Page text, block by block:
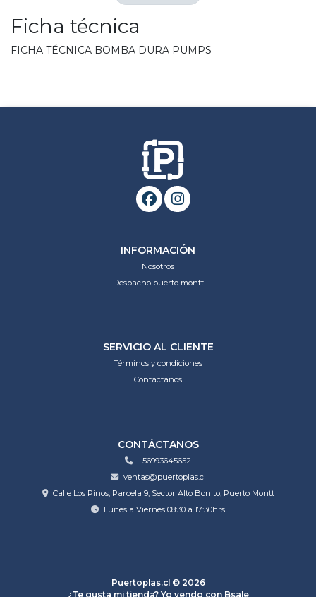
Ficha técnica
FICHA TÉCNICA BOMBA DURA PUMPS
INFORMACIÓN
Nosotros
Despacho puerto montt
SERVICIO AL CLIENTE
Términos y condiciones
Contáctanos
CONTÁCTANOS
+56993645652
ventas@puertoplas.cl
Calle Los Pinos, Parcela 9, Sector Alto Bonito, Puerto Montt
Lunes a Viernes 08:30 a 17:30hrs
Puertoplas.cl © 2026
¿Te gusta mi tienda? Yo vendo con Bsale